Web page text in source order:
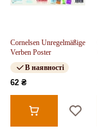
Cornelsen Unregelmäßige
Verben Poster
В наявності
62 ₴